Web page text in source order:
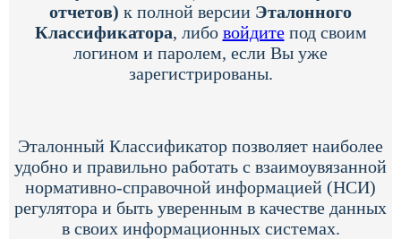
отчетов) к полной версии Эталонного
Классификатора, либо войдитепод своим
логином и паролем, если Вы уже
зарегистрированы.
Эталонный Классификатор позволяет наиболее
удобно и правильно работать с взаимоувязанной
нормативно-справочной информацией (НСИ)
регулятора и быть уверенным в качестве данных
в своих информационных системах.